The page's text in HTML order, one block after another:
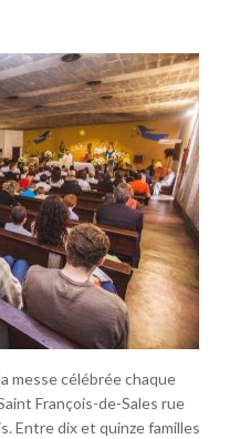
messe célébrée chaque
François-de-Sales rue
Entre dix et quinze familles